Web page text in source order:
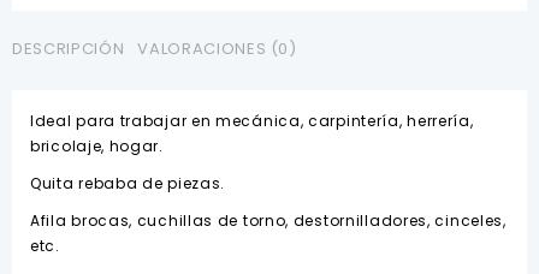
110/220V
cantidad
DESCRIPCIÓN VALORACIONES (0)
Ideal para trabajar en mecánica, carpintería, herrería,
bricolaje, hogar.
Quita rebaba de piezas.
Afila brocas, cuchillas de torno, destornilladores, cinceles,
etc.